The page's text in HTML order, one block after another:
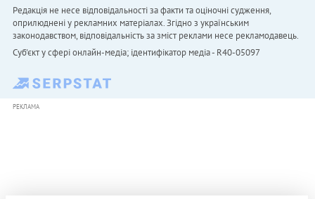
Редакція не несе відповідальності за факти та оціночні судження,
оприлюднені у рекламних матеріалах. Згідно з українським
законодавством, відповідальність за зміст реклами несе рекламодавець.
Cуб'єкт у сфері онлайн-медіа; ідентифікатор медіа - R40-05097
РЕКЛАМА